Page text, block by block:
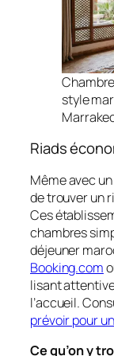
style
Riads
Même avec
de trouver un
Ces
chambres
déjeuner
Booking.com
lisant
l’accueil.
prévoir pour
Ce qu’on y